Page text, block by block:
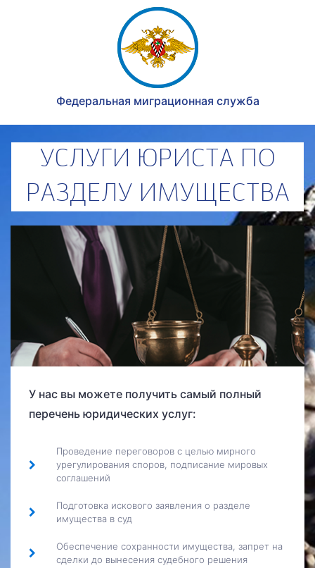
Федеральная миграционная служба
УСЛУГИ ЮРИСТА ПО
РАЗДЕЛУ ИМУЩЕСТВА
У нас вы можете получить самый полный
перечень юридических услуг:
Проведение переговоров с целью мирного
урегулирования споров, подписание мировых
соглашений
Подготовка искового заявления о разделе
имущества в суд
Обеспечение сохранности имущества, запрет на
сделки до вынесения судебного решения